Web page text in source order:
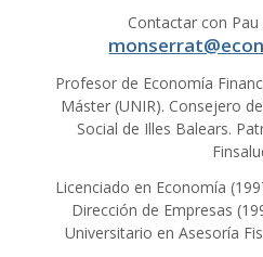
Contactar con
Profesor de Economía
Máster (UNIR). Consejero
Social de Illes Balears.
Licenciado en Economía
Dirección de Empresas
Universitario en Asesoría